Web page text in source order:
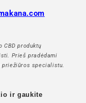
CBD produktų
Prieš pradėdami
priežiūros specialistu.
ir gaukite